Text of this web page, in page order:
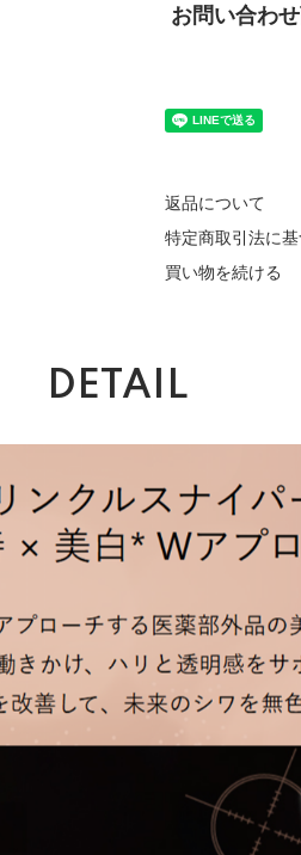
お問い合わ
返品について
特定商取引法に
買い物を続ける
DETAIL